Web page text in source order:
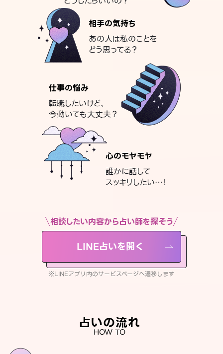
相手の気持ち
あの人は私のことを
どう思ってる？
仕事の悩み
転職したいけど、
今動いても大丈夫？
心のモヤモヤ
誰かに話して
スッキリしたい…！
相談したい内容から占い師を探そう
LINE占いを開く
※LINEアプリ内のサービスページへ遷移します
占いの流れ
HOW TO